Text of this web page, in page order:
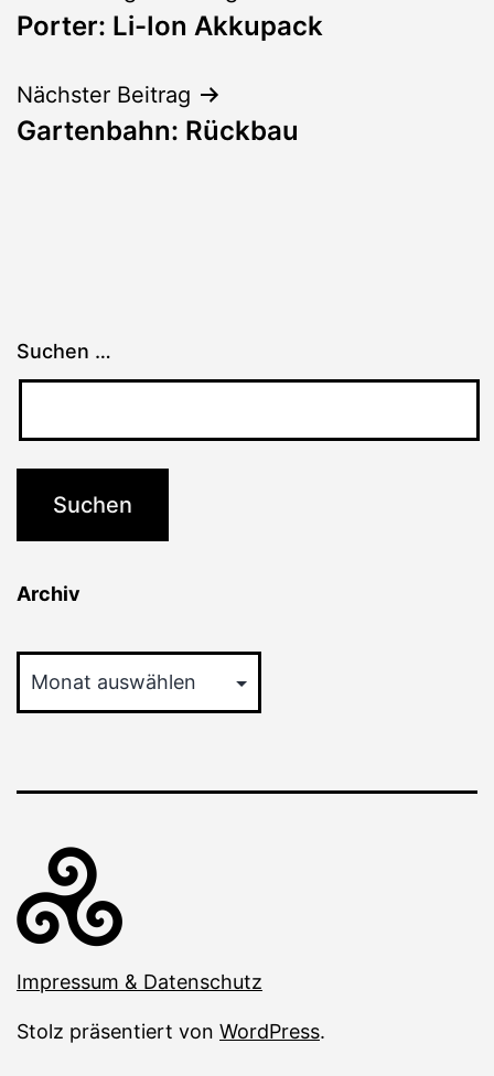
Porter: Li-Ion Akkupack
Nächster Beitrag
Gartenbahn: Rückbau
Suchen …
Archiv
Impressum & Datenschutz
Stolz präsentiert von WordPress.